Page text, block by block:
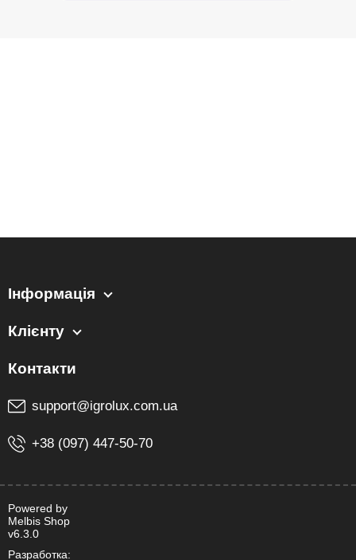
Інформація
Клієнту
support@igrolux.com.ua
+38 (097) 447-50-70
Powered by
Melbis Shop
v6.3.0